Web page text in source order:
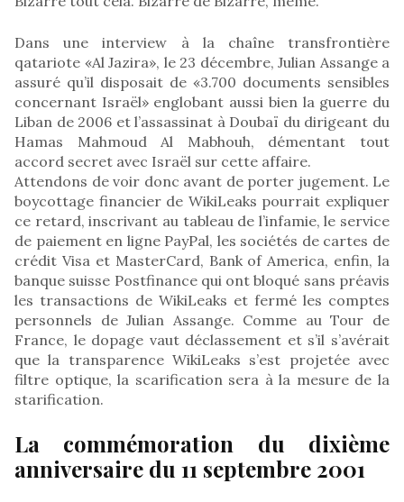
Dans une interview à la chaîne transfrontière
qatariote «Al Jazira», le 23 décembre, Julian Assange a
assuré qu’il disposait de «3.700 documents sensibles
concernant Israël» englobant aussi bien la guerre du
Liban de 2006 et l’assassinat à Doubaï du dirigeant du
Hamas Mahmoud Al Mabhouh, démentant tout
accord secret avec Israël sur cette affaire.
Attendons de voir donc avant de porter jugement. Le
boycottage financier de WikiLeaks pourrait expliquer
ce retard, inscrivant au tableau de l’infamie, le service
de paiement en ligne PayPal, les sociétés de cartes de
crédit Visa et MasterCard, Bank of America, enfin, la
banque suisse Postfinance qui ont bloqué sans préavis
les transactions de WikiLeaks et fermé les comptes
personnels de Julian Assange. Comme au Tour de
France, le dopage vaut déclassement et s’il s’avérait
que la transparence WikiLeaks s’est projetée avec
filtre optique, la scarification sera à la mesure de la
starification.
La commémoration du dixième
anniversaire du 11 septembre 2001